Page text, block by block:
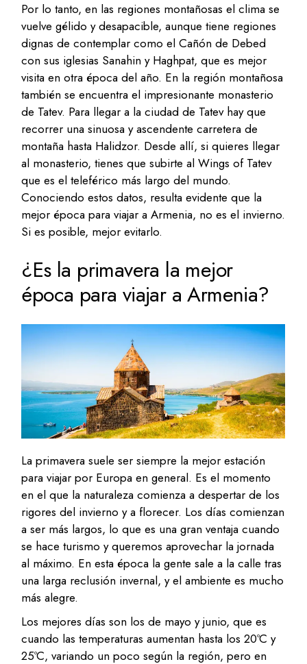
Por lo tanto, en las regiones montañosas el clima se
vuelve gélido y desapacible, aunque tiene regiones
dignas de contemplar como el Cañón de Debed
con sus iglesias Sanahin y Haghpat, que es mejor
visita en otra época del año. En la región montañosa
también se encuentra el impresionante monasterio
de Tatev. Para llegar a la ciudad de Tatev hay que
recorrer una sinuosa y ascendente carretera de
montaña hasta Halidzor. Desde allí, si quieres llegar
al monasterio, tienes que subirte al Wings of Tatev
que es el teleférico más largo del mundo.
Conociendo estos datos, resulta evidente que la
mejor época para viajar a Armenia, no es el invierno.
Si es posible, mejor evitarlo.
¿Es la primavera la mejor
época para viajar a Armenia?
La primavera suele ser siempre la mejor estación
para viajar por Europa en general. Es el momento
en el que la naturaleza comienza a despertar de los
rigores del invierno y a florecer. Los días comienzan
a ser más largos, lo que es una gran ventaja cuando
se hace turismo y queremos aprovechar la jornada
al máximo. En esta época la gente sale a la calle tras
una larga reclusión invernal, y el ambiente es mucho
más alegre.
Los mejores días son los de mayo y junio, que es
cuando las temperaturas aumentan hasta los 20ºC y
25ºC, variando un poco según la región, pero en